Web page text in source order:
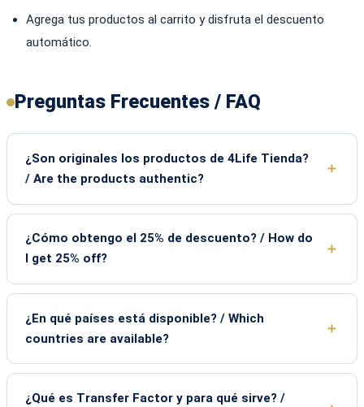
Agrega tus productos al carrito y disfruta el descuento
automático.
Preguntas Frecuentes / FAQ
¿Son originales los productos de 4Life Tienda?
/ Are the products authentic?
¿Cómo obtengo el 25% de descuento? / How do
I get 25% off?
¿En qué países está disponible? / Which
countries are available?
¿Qué es Transfer Factor y para qué sirve? /